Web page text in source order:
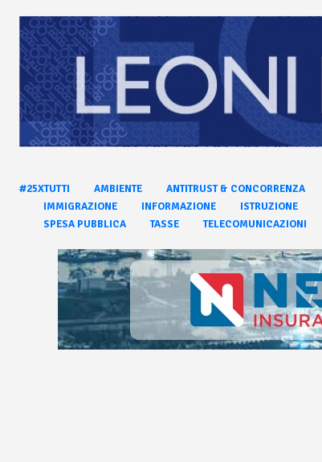
#25XTUTTI AMBIENTE ANTITRUST & CONCORRENZA
IMMIGRAZIONE
INFORMAZIONE ISTRUZIONE
SPESA PUBBLICA
TASSE TELECOMUNICAZIONI